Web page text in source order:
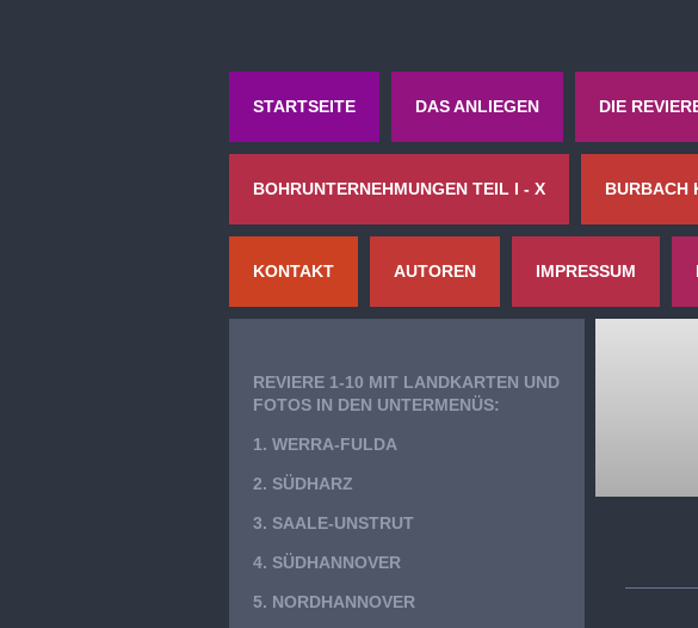
STARTSEITE DAS ANLIEGEN DIE
BOHRUNTERNEHMUNGEN TEIL I - X BURBACH
KONTAKT AUTOREN IMPRESSUM
REVIERE 1-10 MIT LANDKARTEN UND
FOTOS IN DEN UNTERMENÜS:
1. WERRA-FULDA
2. SÜDHARZ
3. SAALE-UNSTRUT
4. SÜDHANNOVER
5. NORDHANNOVER